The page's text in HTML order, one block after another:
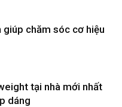
giúp chăm sóc cơ hiệu
tại nhà mới nhất
dáng